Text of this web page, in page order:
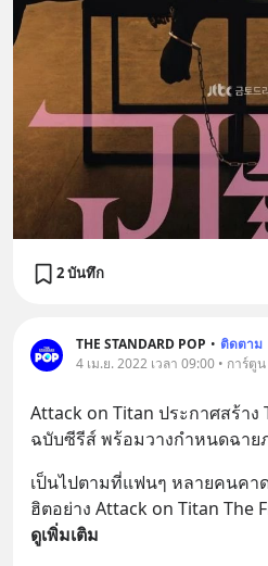
2 บันทึก
THE STANDARD POP • ติดตาม
4 เม.ย. 2022 เวลา 09:00 • การ์ตูน
Attack on Titan ประกาศสร้าง
ฉบับซีรีส์ พร้อมวางกำหนดฉาย
เป็นไปตามที่แฟนๆ หลายคนค
ฮิตอย่าง Attack on Titan The
ดูเพิ่มเติม